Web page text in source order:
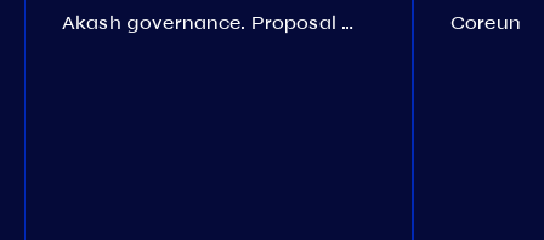
Akash governance. Proposal №308